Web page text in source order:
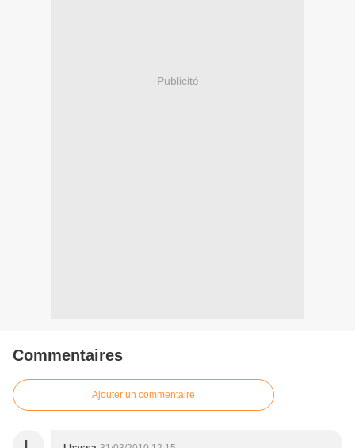
Publicité
Commentaires
Ajouter un commentaire